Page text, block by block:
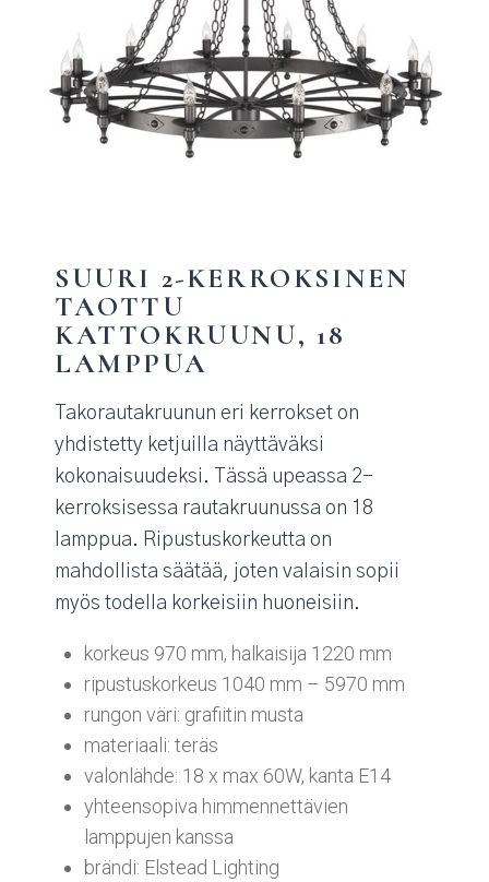
SUURI 2-KERROKSINEN
TAOTTU
KATTOKRUUNU, 18
LAMPPUA
Takorautakruunun eri kerrokset on
yhdistetty ketjuilla näyttäväksi
kokonaisuudeksi. Tässä upeassa 2-
kerroksisessa rautakruunussa on 18
lamppua. Ripustuskorkeutta on
mahdollista säätää, joten valaisin sopii
myös todella korkeisiin huoneisiin.
korkeus 970 mm, halkaisija 1220 mm
ripustuskorkeus 1040 mm – 5970 mm
rungon väri: grafiitin musta
materiaali: teräs
valonlähde: 18 x max 60W, kanta E14
yhteensopiva himmennettävien
lamppujen kanssa
brändi: Elstead Lighting